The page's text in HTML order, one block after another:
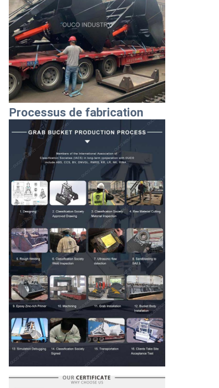
Processus de fabrication